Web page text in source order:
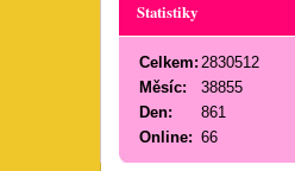
Statistiky
Online: 66
Celkem: 2830512
Měsíc:
38855
Den:
861